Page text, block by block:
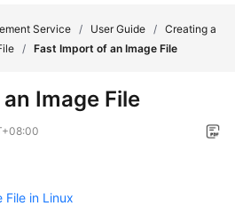
Service / User Guide / Creating a
/ Fast Import of an Image File
Image File
File in Linux